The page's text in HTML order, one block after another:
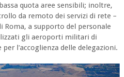
quota aree sensibili; inoltre,
da remoto dei servizi di rete –
Roma, a supporto del personale
gli aeroporti militari di
l'accoglienza delle delegazioni.